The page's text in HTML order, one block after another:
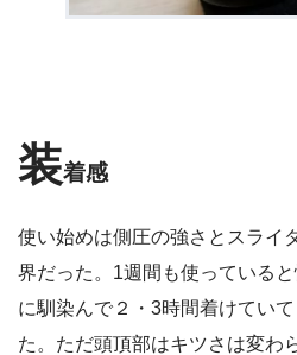
装着感
使い始めは側圧の強さとスライ
界だった。1週間も使っている
に馴染んで２・3時間着けてい
た。ただ頭頂部はキツさは変わ